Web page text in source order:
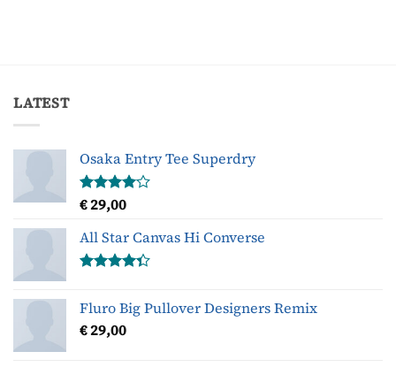
LATEST
Osaka Entry Tee Superdry
Gewaardeerd
uit
5
€29,00
All Star Canvas Hi Converse
Fluro Big Pullover Designers Remix
€29,00